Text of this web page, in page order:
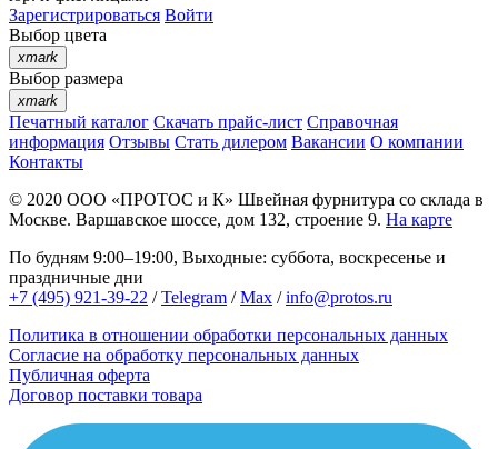
Зарегистрироваться Войти
Выбор цвета
xmark
Выбор размера
xmark
Печатный каталог Скачать прайс-лист Справочная
информация Отзывы Стать дилером Вакансии О компании
Контакты
© 2020 ООО «ПРОТОС и К» Швейная фурнитура со склада в
Москве. Варшавское шоссе, дом 132, строение 9. На карте
По будням 9:00–19:00, Выходные: суббота, воскресенье и
праздничные дни
+7 (495) 921-39-22 /Telegram /Max /info@protos.ru
Политика в отношении обработки персональных данных
Согласие на обработку персональных данных
Публичная оферта
Договор поставки товара